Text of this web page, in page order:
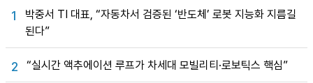
1
박중서 TI 대표, “자동차서 검증된 ‘반도체’ 로봇 지능화 지름길
된다”
2 “실시간 액추에이션 루프가 차세대 모빌리티·로보틱스 핵심”